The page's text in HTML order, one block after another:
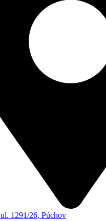
1291/26, Púchov